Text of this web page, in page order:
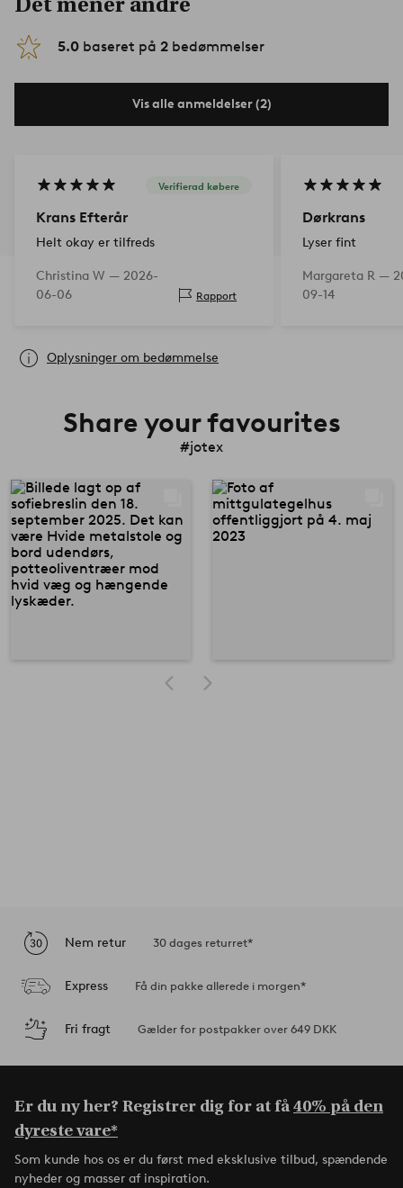
5.0 baseret på 2 bedømmelser
Vis alle anmeldelser (2)
Verifierad købere
Krans Efterår
Helt okay er tilfreds
Christina W — 2026-
06-06
Rapport
Dørkrans
Lyser fint
Margareta R —
09-14
Oplysninger om bedømmelse
Share your favourites
#jotex
Nem retur 30 dages returret*
Express Få din pakke allerede i morgen*
Fri fragt Gælder for postpakker over 649 DKK
Er du ny her? Registrer dig for at få40% på den
dyreste vare*
Som kunde hos os er du først med eksklusive tilbud, spændende
nyheder og masser af inspiration.